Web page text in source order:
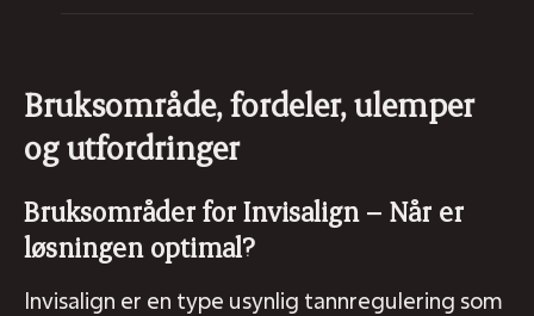
Bruksområde, fordeler, ulemper
og utfordringer
Bruksområder for Invisalign – Når er
løsningen optimal?
Invisalign er en type usynlig tannregulering som